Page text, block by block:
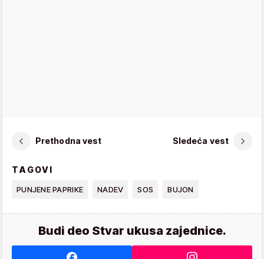
Prethodna vest Sledeća vest
TAGOVI
PUNJENE PAPRIKE NADEV SOS BUJON
Budi deo Stvar ukusa zajednice.